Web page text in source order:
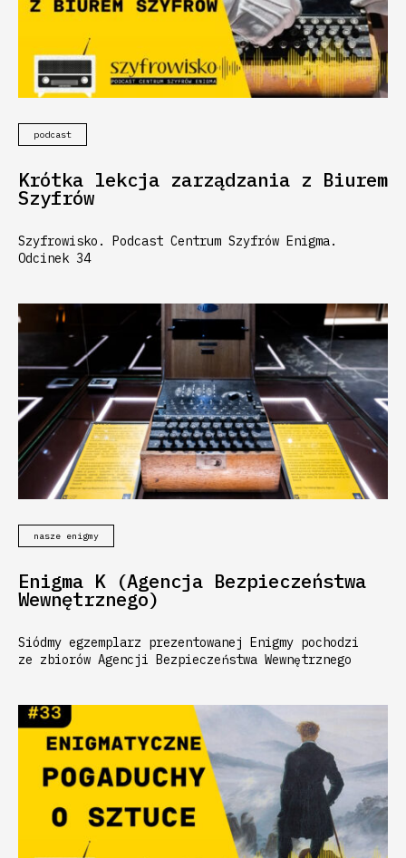
podcast
Krótka lekcja zarządzania z Biurem
Szyfrów
Szyfrowisko. Podcast Centrum Szyfrów Enigma.
Odcinek 34
nasze enigmy
Enigma K (Agencja Bezpieczeństwa
Wewnętrznego)
Siódmy egzemplarz prezentowanej Enigmy pochodzi
ze zbiorów Agencji Bezpieczeństwa Wewnętrznego